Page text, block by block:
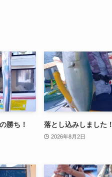
勝ち！ 落とし込みしました！
2026年8月2日